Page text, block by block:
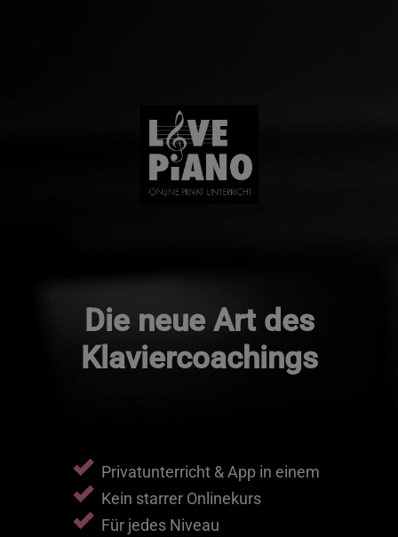
Die neue Art des
Klaviercoachings
Privatunterricht & App in einem
Kein starrer Onlinekurs
Für jedes Niveau